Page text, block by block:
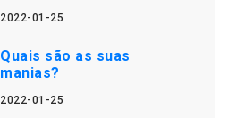
2022-01-25
Quais são as suas
manias?
2022-01-25